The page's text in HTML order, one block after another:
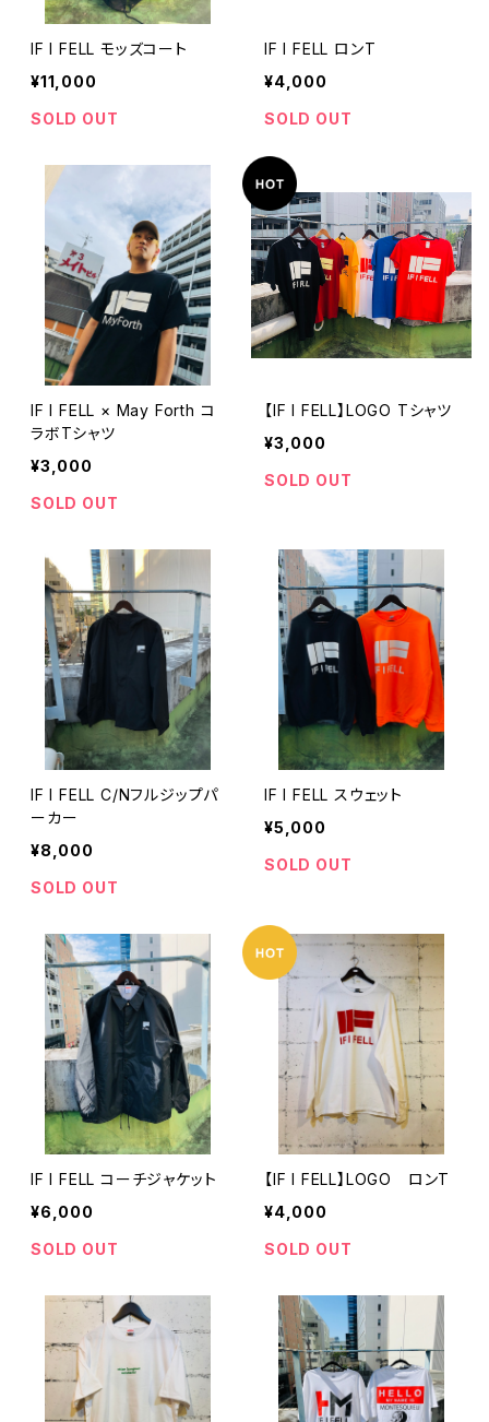
IF I FELL モッズコート
¥11,000
SOLD OUT
IF I FELL ロンT
¥4,000
SOLD OUT
IF I FELL × May Forth コ
ラボTシャツ
¥3,000
SOLD OUT
【IF I FELL】LOGO Tシャツ
¥3,000
SOLD OUT
IF I FELL C/Nフルジップパ
ーカー
¥8,000
SOLD OUT
IF I FELL スウェット
¥5,000
SOLD OUT
IF I FELL コーチジャケット
¥6,000
SOLD OUT
【IF I FELL】LOGO ロンT
¥4,000
SOLD OUT